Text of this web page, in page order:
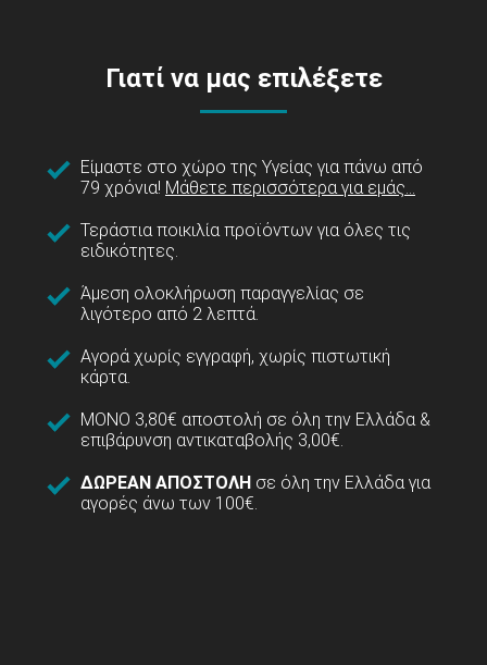
Γιατί να μας επιλέξετε
Είμαστε στο χώρο της Υγείας για πάνω από
79 χρόνια! Μάθετε περισσότερα για εμάς...
Τεράστια ποικιλία προϊόντων για όλες τις
ειδικότητες.
Άμεση ολοκλήρωση παραγγελίας σε
λιγότερο από 2 λεπτά.
Αγορά χωρίς εγγραφή, χωρίς πιστωτική
κάρτα.
ΜΟΝΟ 3,80€ αποστολή σε όλη την Ελλάδα &
επιβάρυνση αντικαταβολής 3,00€.
ΔΩΡΕΑΝ ΑΠΟΣΤΟΛΗ σε όλη την Ελλάδα για
αγορές άνω των 100€.